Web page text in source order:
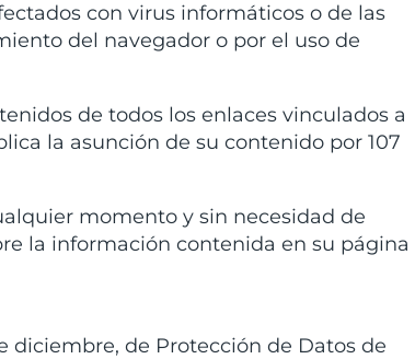
con virus informáticos o de las
del navegador o por el uso de
de todos los enlaces vinculados a
la asunción de su contenido por 107
momento y sin necesidad de
la información contenida en su página
diciembre, de Protección de Datos de